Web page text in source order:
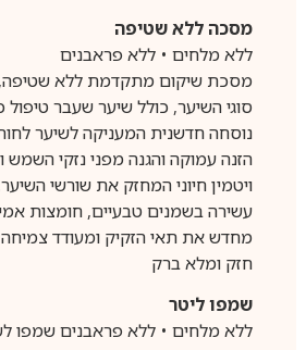
מסכה ללא שטיפה
ללא מלחים • ללא פראבנים
מסכת שיקום מתקדמת ללא
סוגי השיער, כולל שיער שעבר טיפול
נוסחה חדשנית המעניקה לשיער
הזנה עמוקה והגנה מפני נזקי השמש
עשירה בשמנים טבעיים, חומצות
מחדש את תאי הזקיק ומעודד
חזק ומלא ברק
שמפו ליטר
ללא מלחים • ללא פראבנים שמפו